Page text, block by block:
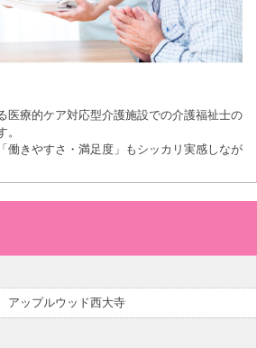
医療的ケア対応型介護施設での介護福祉士の
働きやすさ・満足度」もシッカリ実感しなが
ップルウッド西大寺